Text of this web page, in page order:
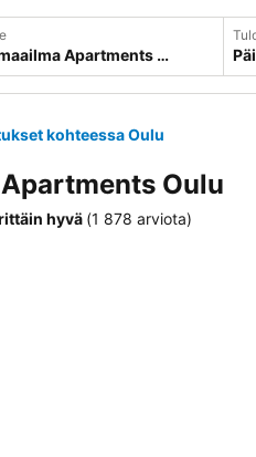
kohteessa Oulu
Oulu
hyvä (1 878 arviota)